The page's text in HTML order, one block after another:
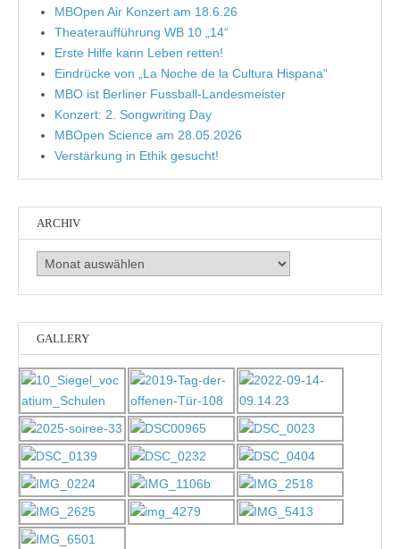
MBOpen Air Konzert am 18.6.26
Theateraufführung WB 10 „14“
Erste Hilfe kann Leben retten!
Eindrücke von „La Noche de la Cultura Hispana“
MBO ist Berliner Fussball-Landesmeister
Konzert: 2. Songwriting Day
MBOpen Science am 28.05.2026
Verstärkung in Ethik gesucht!
ARCHIV
Archiv
GALLERY